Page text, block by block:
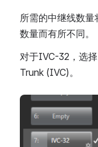
所需的中继线数
数量而有所不同。
对于IVC-32，选
Trunk (IVC)。
Open